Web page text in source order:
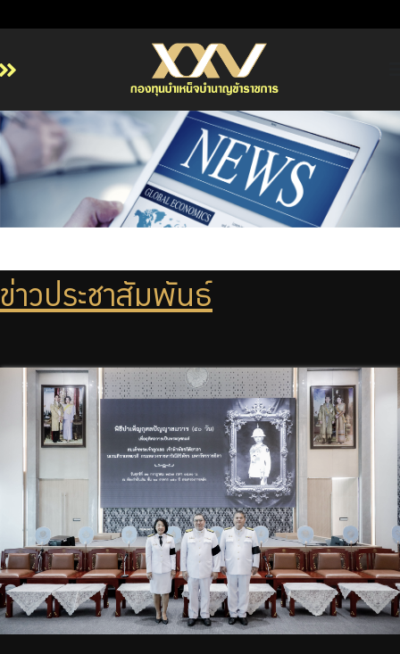
หน้าหลัก
เกี่ยวกับ กบข.
บริการสมาชิก
รายงานผลการดำเนินงาน
บริการเจ้าหน้าที่ส่วนราชการ
ร่วมงานกับเรา
ติดต่อเรา
ไทย | Eng
ข่าวประชาสัมพันธ์